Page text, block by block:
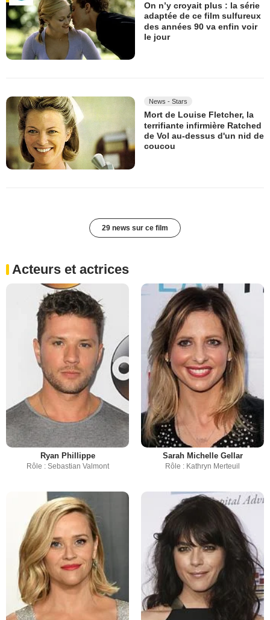
On n’y croyait plus : la série
adaptée de ce film sulfureux
des années 90 va enfin voir
le jour
News - Stars
Mort de Louise Fletcher, la
terrifiante infirmière Ratched
de Vol au-dessus d'un nid de
coucou
29 news sur ce film
Acteurs et actrices
Ryan Phillippe
Rôle : Sebastian Valmont
Sarah Michelle Gellar
Rôle : Kathryn Merteuil